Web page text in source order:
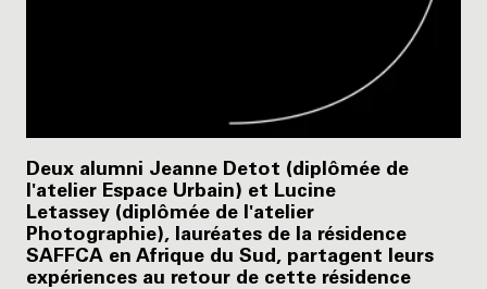
Deux alumni Jeanne Detot (diplômée de
l'atelier Espace Urbain) et Lucine
Letassey (diplômée de l'atelier
Photographie), lauréates de la résidence
SAFFCA en Afrique du Sud, partagent leurs
expériences au retour de cette résidence